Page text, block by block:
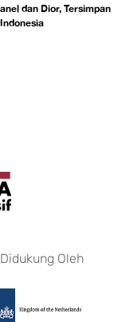
dan Dior, Tersimpan
Didukung Oleh